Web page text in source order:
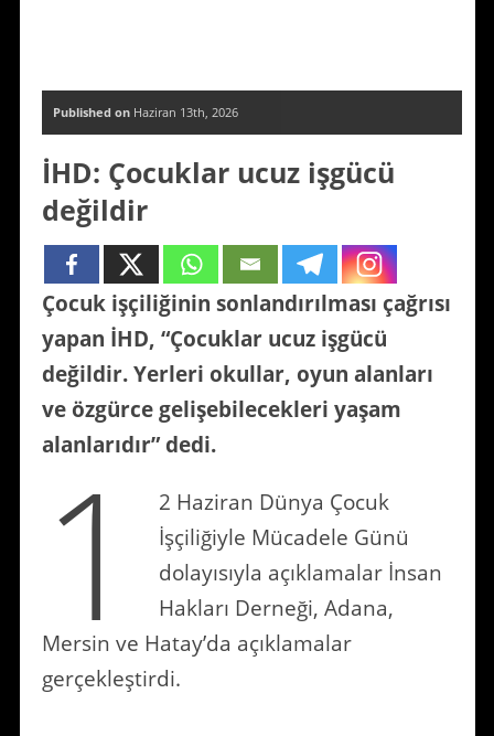
Published onHaziran 13th, 2026
İHD: Çocuklar ucuz işgücü
değildir
Çocuk işçiliğinin sonlandırılması çağrısı
yapan İHD, “Çocuklar ucuz işgücü
değildir. Yerleri okullar, oyun alanları
ve özgürce gelişebilecekleri yaşam
alanlarıdır” dedi.
1
2 Haziran Dünya Çocuk
İşçiliğiyle Mücadele Günü
dolayısıyla açıklamalar İnsan
Hakları Derneği, Adana,
Mersin ve Hatay’da açıklamalar
gerçekleştirdi.